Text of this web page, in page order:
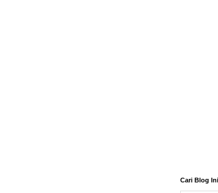
Cari Blog Ini